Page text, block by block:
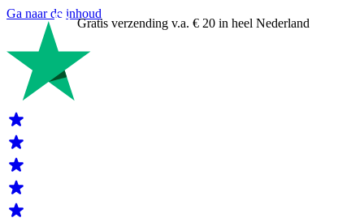
Ga naar de inhoud
Gratis verzending v.a. € 20 in heel Nederland